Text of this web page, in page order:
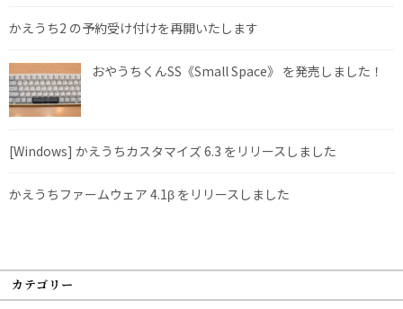
かえうち2 の予約受け付けを再開いたします
おやうちくんSS《Small Space》 を発売しました！
[Windows] かえうちカスタマイズ 6.3 をリリースしました
かえうちファームウェア 4.1β をリリースしました
カテゴリー